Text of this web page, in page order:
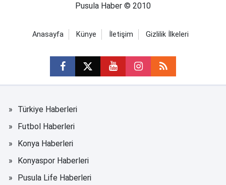
Pusula Haber © 2010
Anasayfa Künye İletişim Gizlilik İlkeleri
Türkiye Haberleri
Futbol Haberleri
Konya Haberleri
Konyaspor Haberleri
Pusula Life Haberleri